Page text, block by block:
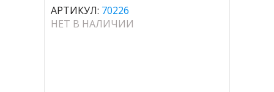
АРТИКУЛ: 70226
НЕТ В НАЛИЧИИ